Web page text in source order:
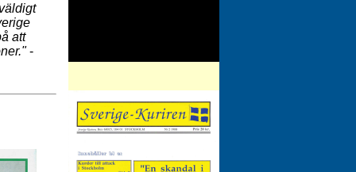
att
-